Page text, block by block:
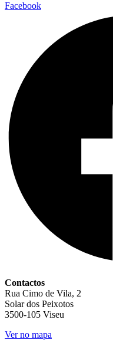
Facebook
Contactos
Rua Cimo de Vila, 2
Solar dos Peixotos
3500-105 Viseu
Ver no mapa